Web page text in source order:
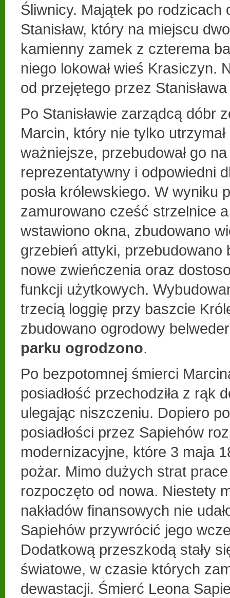
Śliwnicy. Majątek po rodzicach
Stanisław, który na miejscu
kamienny zamek z czterema
niego lokował wieś Krasiczyn.
od przejętego przez
Po Stanisławie zarządcą dóbr
Marcin, który nie tylko
ważniejsze, przebudował go
reprezentatywny i odpowiedni
posła królewskiego. W wyniku
zamurowano cześć strzelnice
wstawiono okna, zbudowano
grzebień attyki, przebudowano
nowe zwieńczenia oraz
funkcji użytkowych.
trzecią loggię przy baszcie
zbudowano ogrodowy
parku ogrodzono.
Po bezpotomnej śmierci
posiadłość przechodziła z rąk
ulegając niszczeniu. Dopiero
posiadłości przez Sapiehów
modernizacyjne, które 3 maja
pożar. Mimo dużych strat
rozpoczęto od nowa. Niestety
nakładów finansowych nie
Sapiehów przywrócić jego
Dodatkową przeszkodą stały
światowe, w czasie których
dewastacji. Śmierć Leona